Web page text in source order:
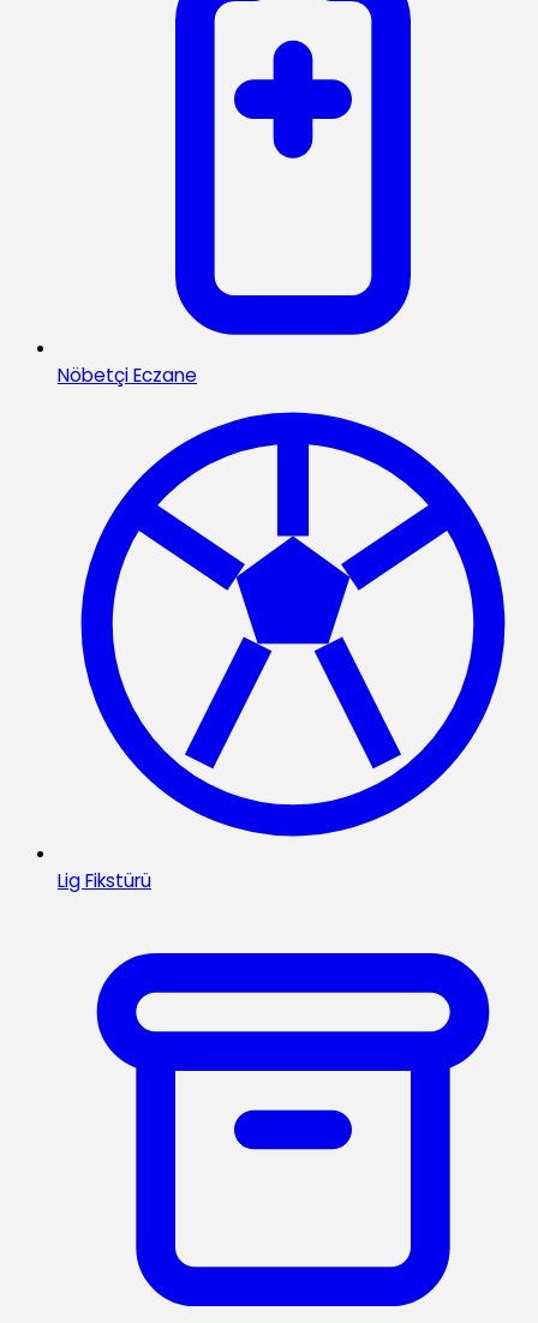
Nöbetçi Eczane
Lig Fikstürü